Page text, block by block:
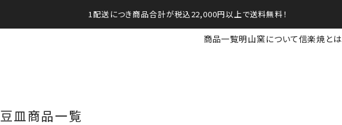
1配送につき商品合計が税込22,000円以上で送料無料！
商品一覧明山窯について信楽焼とは
豆皿商品一覧